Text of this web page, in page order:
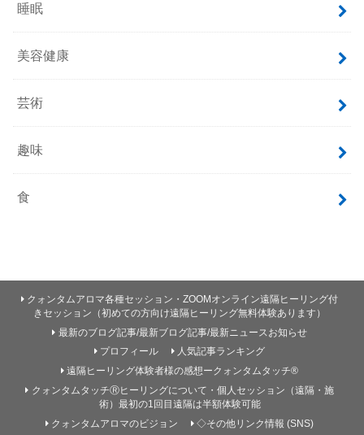
睡眠
美容健康
芸術
趣味
食
クォンタムアロマ各種セッション・ZOOMオンライン遠隔ヒーリング付
きセッション（初めての方向け遠隔ヒーリング無料体験あります）
最新のブログ記事/最新ブログ記事/最新ニュースお知らせ
プロフィール
人気記事ランキング
遠隔ヒーリング体験者様の感想ークォンタムタッチ®
クォンタムタッチⓇヒーリングについて・個人セッション（遠隔・施
術）最初の1回目遠隔は半額体験可能
クォンタムアロマのビジョン
◇その他リンク情報 (SNS)